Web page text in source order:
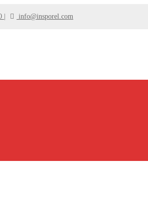
info@insporel.com